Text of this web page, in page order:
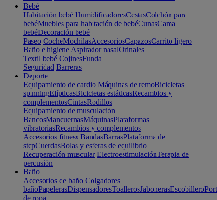
Bebé
Habitación bebé HumidificadoresCestasColchón para
bebéMuebles para habitación de bebéCunasCama
bebéDecoración bebé
Paseo CocheMochilasAccesoriosCapazosCarrito ligero
Baño e higiene Aspirador nasalOrinales
Textil bebé CojinesFunda
Seguridad Barreras
Deporte
Equipamiento de cardio Máquinas de remoBicicletas
spinningElípticasBicicletas estáticasRecambios y
complementosCintasRodillos
Equipamiento de musculación
BancosMancuernasMáquinasPlataformas
vibratoriasRecambios y complementos
Accesorios fitness BandasBarrasPlataforma de
stepCuerdasBolas y esferas de equilibrio
Recuperación muscular ElectroestimulaciónTerapia de
percusión
Baño
Accesorios de baño Colgadores
bañoPapelerasDispensadoresToallerosJabonerasEscobillero
de ropa